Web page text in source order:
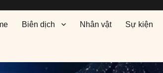
Biên dịch Nhân vật Sự kiện